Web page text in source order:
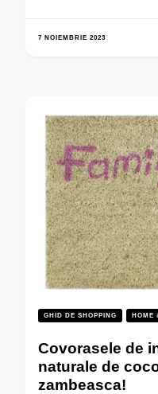
7 NOIEMBRIE 2023
GHID DE SHOPPING HOME
Covorasele de
naturale de
zambeasca!